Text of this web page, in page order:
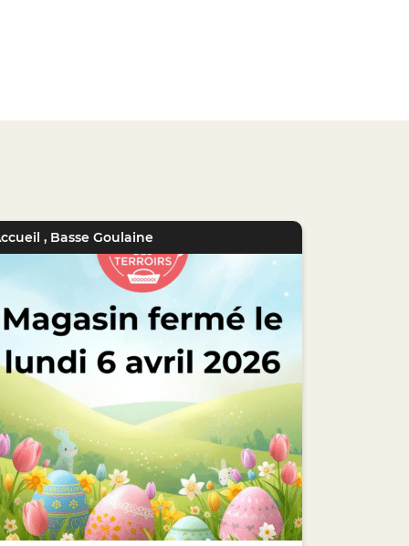
, Basse Goulaine